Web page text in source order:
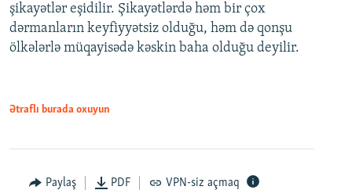
şikayətlər eşidilir. Şikayətlərdə həm bir çox
dərmanların keyfiyyətsiz olduğu, həm də qonşu
ölkələrlə müqayisədə kəskin baha olduğu deyilir.
Ətraflı burada oxuyun
Paylaş PDF VPN-siz açmaq